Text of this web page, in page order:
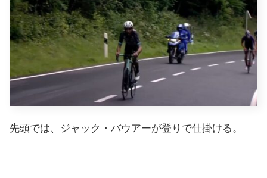
先頭では、ジャック・バウアーが登りで仕掛ける。